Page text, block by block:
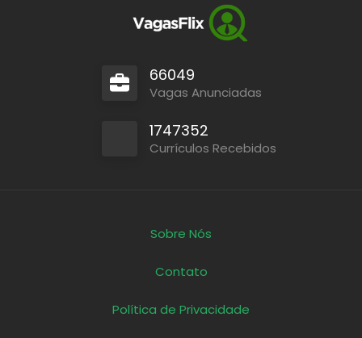
66049
Vagas Anunciadas
1747352
Currículos Recebidos
Sobre Nós
Contato
Política de Privacidade